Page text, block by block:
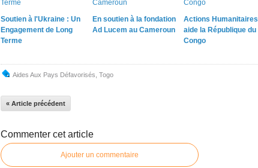
Soutien à l'Ukraine : Un
Engagement de Long
Terme
En soutien à la fondation
Ad Lucem au Cameroun
Actions Humanitaires
aide la République du
Congo
Aides Aux Pays Défavorisés Togo
« Article précédent
Commenter cet article
Ajouter un commentaire